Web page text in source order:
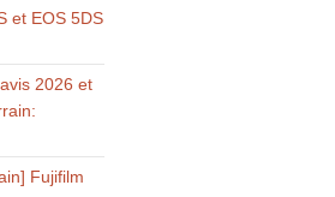
et EOS 5DS
2026 et
Fujifilm